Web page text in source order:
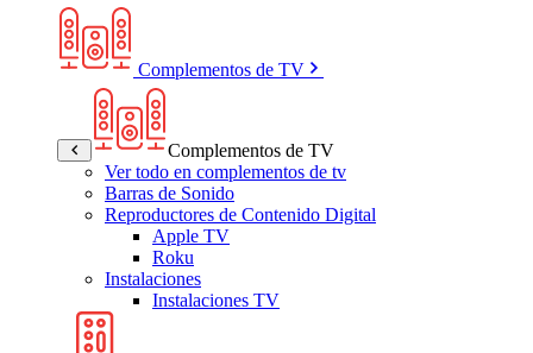
Complementos de TV
Complementos de TV
Ver todo en complementos de tv
Barras de Sonido
Reproductores de Contenido Digital
Apple TV
Roku
Instalaciones
Instalaciones TV